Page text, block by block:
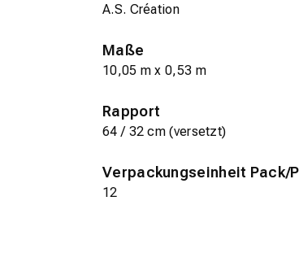
A.S. Création
Maße
10,05 m x 0,53 m
Rapport
64 / 32 cm (versetzt)
Verpackungseinheit Pack/
12